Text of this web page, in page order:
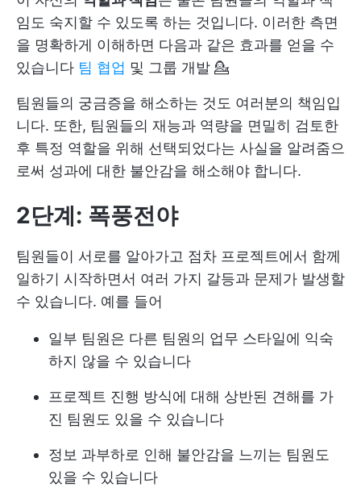
임도 숙지할 수 있도록 하는 것입니다. 이러한 측면
을 명확하게 이해하면 다음과 같은 효과를 얻을 수
있습니다 팀 협업 및 그룹 개발 💁
팀원들의 궁금증을 해소하는 것도 여러분의 책임입
니다. 또한, 팀원들의 재능과 역량을 면밀히 검토한
후 특정 역할을 위해 선택되었다는 사실을 알려줌으
로써 성과에 대한 불안감을 해소해야 합니다.
2단계: 폭풍전야
팀원들이 서로를 알아가고 점차 프로젝트에서 함께
일하기 시작하면서 여러 가지 갈등과 문제가 발생할
수 있습니다. 예를 들어
일부 팀원은 다른 팀원의 업무 스타일에 익숙
하지 않을 수 있습니다
프로젝트 진행 방식에 대해 상반된 견해를 가
진 팀원도 있을 수 있습니다
정보 과부하로 인해 불안감을 느끼는 팀원도
있을 수 있습니다